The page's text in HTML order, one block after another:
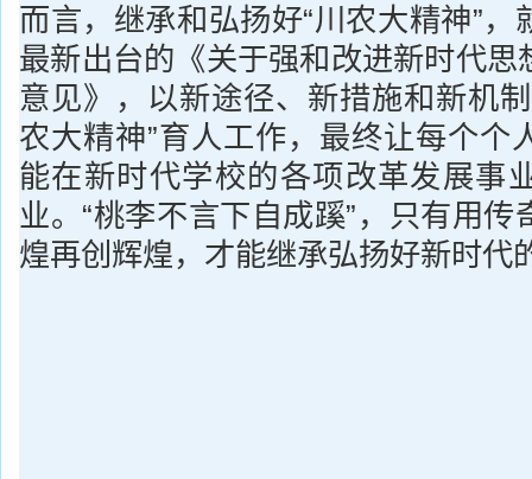
而言，继承和弘扬好“川农大精神”，
最新出台的《关于强和改进新时代思
意见》，以新途径、新措施和新机
农大精神”育人工作，最终让每个个
能在新时代学校的各项改革发展事
业。“桃李不言下自成蹊”，只有用传
煌再创辉煌，才能继承弘扬好新时代